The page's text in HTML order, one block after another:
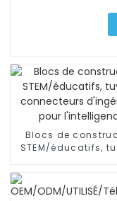
Blocs de
STEM/éducatifs,